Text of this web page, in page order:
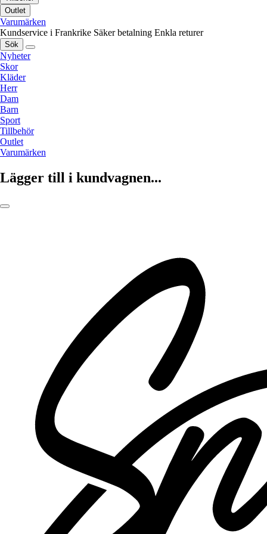
Outlet
Varumärken
Kundservice i Frankrike Säker betalning Enkla returer
Sök
Nyheter
Skor
Kläder
Herr
Dam
Barn
Sport
Tillbehör
Outlet
Varumärken
Lägger till i kundvagnen...